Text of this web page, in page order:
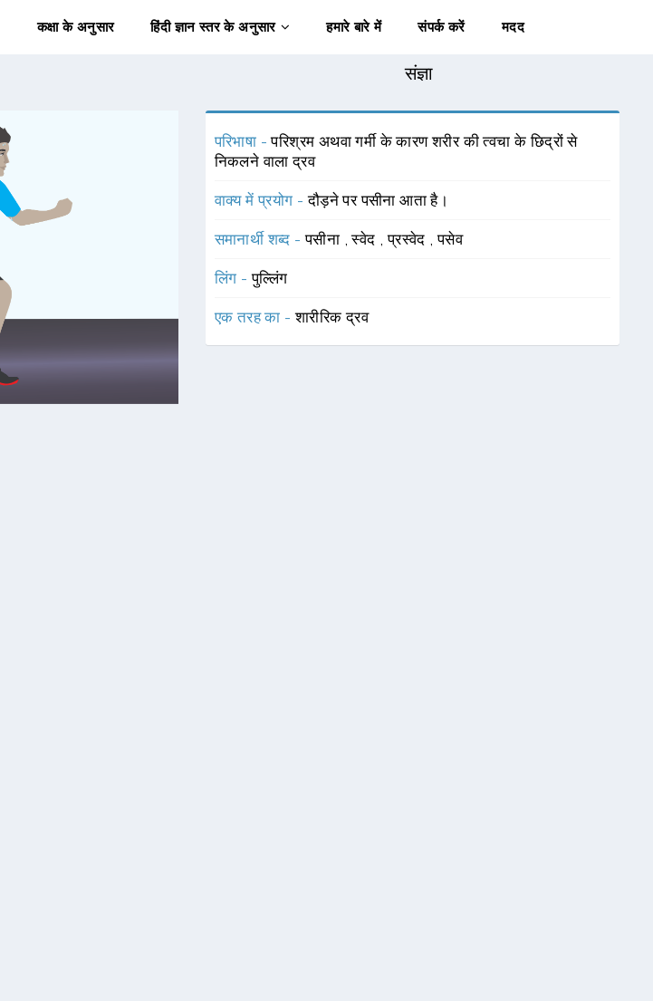
कक्षा के अनुसार हिंदी ज्ञान स्तर के अनुसार हमारे बारे में संपर्क करें मदद
संज्ञा
परिभाषा -परिश्रम अथवा गर्मी के कारण शरीर की त्वचा के छिद्रों से
निकलने वाला द्रव
वाक्य में प्रयोग -दौड़ने पर पसीना आता है।
समानार्थी शब्द -पसीना ,स्वेद ,प्रस्वेद ,पसेव
लिंग -पुल्लिंग
एक तरह का -शारीरिक द्रव